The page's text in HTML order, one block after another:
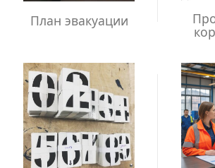
План эвакуации